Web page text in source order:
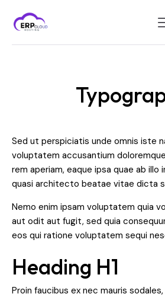
Home
Industry
Client Portal
Sed ut perspiciatis unde omnis iste
voluptatem accusantium
rem aperiam, eaque ipsa quae ab
quasi architecto beatae vitae dicta
Nemo enim ipsam voluptatem quia
aut odit aut fugit, sed quia
eos qui ratione voluptatem sequi
Heading H1
Proin faucibus ex nec mauris